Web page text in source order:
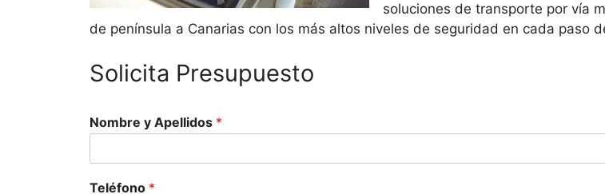
soluciones de transporte por vía
de península a Canarias con los más altos niveles de seguridad en cada paso
Solicita Presupuesto
Nombre y Apellidos *
Teléfono *